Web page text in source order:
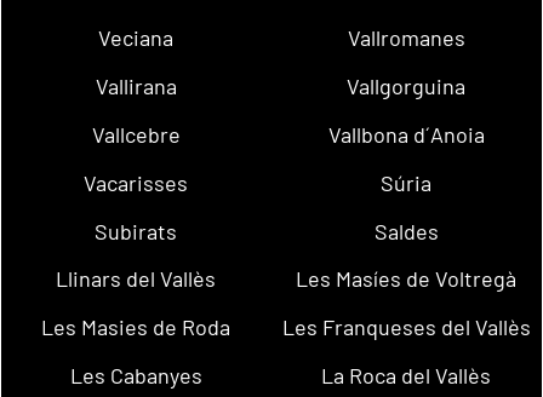
Veciana
Vallromanes
Vallirana
Vallgorguina
Vallcebre
Vallbona d´Anoia
Vacarisses
Súria
Subirats
Saldes
Llinars del Vallès
Les Masíes de Voltregà
Les Masies de Roda
Les Franqueses del Vallès
Les Cabanyes
La Roca del Vallès